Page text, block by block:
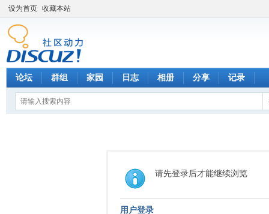
设为首页 收藏本站
论坛 群组 家园 日志 相册 分享 记录
请先登录后才能继续浏览
用户登录